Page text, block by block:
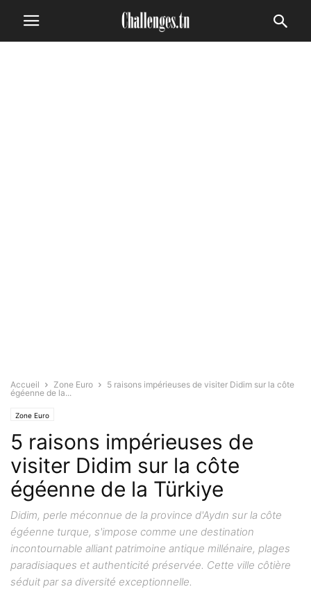
Accueil Zone Euro
5 raisons impérieuses de visiter Didim sur la côte
égéenne de la...
Zone Euro
5 raisons impérieuses de
visiter Didim sur la côte
égéenne de la Türkiye
Didim, perle méconnue de la province d'Aydın sur la côte
égéenne turque, s'impose comme une destination
incontournable alliant patrimoine antique millénaire, plages
paradisiaques et authenticité préservée. Cette ville côtière
séduit par sa diversité exceptionnelle.